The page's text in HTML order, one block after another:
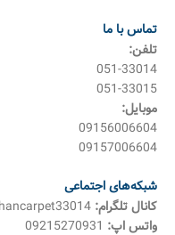
تماس با ما
تلفن:
051-33014
051-33015
موبایل:
09156006604
09157006604
شبکه‌های اجتماعی
کانال تلگرام:
واتس اپ: 09215270931